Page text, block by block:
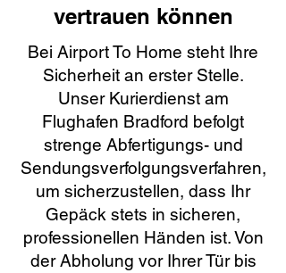
vertrauen können
Bei Airport To Home steht Ihre
Sicherheit an erster Stelle.
Unser Kurierdienst am
Flughafen Bradford befolgt
strenge Abfertigungs- und
Sendungsverfolgungsverfahren,
um sicherzustellen, dass Ihr
Gepäck stets in sicheren,
professionellen Händen ist. Von
der Abholung vor Ihrer Tür bis